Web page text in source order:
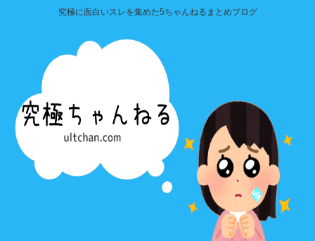
究極に面白いスレを集めた5ちゃんねるまとめブログ